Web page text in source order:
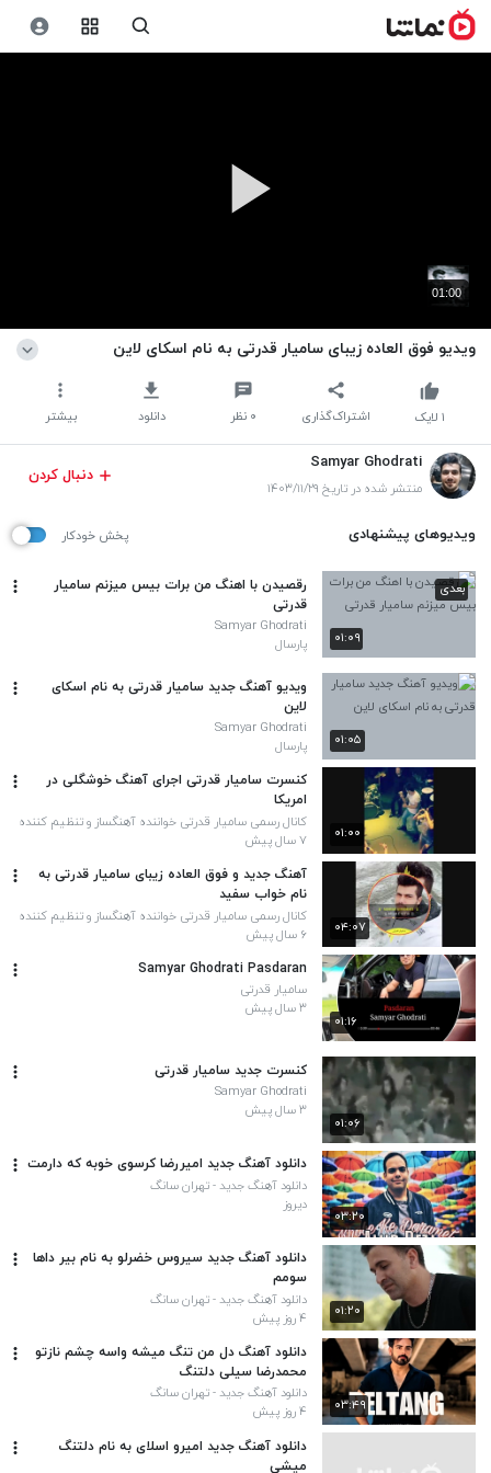
01:00
ویدیو فوق العاده زیبای سامیار قدرتی به نام اسکای لاین
اشتراک‌گذاری ۰ نظر دانلود بیشتر ۱ لایک
Samyar Ghodrati
منتشر شده در تاریخ ۱۴۰۳/۱۱/۲۹
دنبال کردن
ویدیوهای پیشنهادی پخش خودکار
۰۱:۰۹
بعدی
رقصیدن با اهنگ من برات بیس میزنم سامیار
قدرتی
Samyar Ghodrati
پارسال
۰۱:۰۵
ویدیو آهنگ جدید سامیار قدرتی به نام اسکای
لاین
Samyar Ghodrati
پارسال
۰۱:۰۰
کنسرت سامیار قدرتی اجرای آهنگ خوشگلی در
امریکا
کانال رسمی سامیار قدرتی خواننده آهنگساز و تنظیم کننده
معروف ایرانی
۷ سال پیش
۰۴:۰۷
آهنگ جدید و فوق العاده زیبای سامیار قدرتی به
نام خواب سفید
کانال رسمی سامیار قدرتی خواننده آهنگساز و تنظیم کننده
معروف ایرانی
۶ سال پیش
۰۱:۱۶
Samyar Ghodrati Pasdaran
سامیار قدرتی
۳ سال پیش
۰۱:۰۶
کنسرت جدید سامیار قدرتی
Samyar Ghodrati
۳ سال پیش
۰۳:۲۰
دانلود آهنگ جدید امیررضا کرسوی خوبه که دارمت
دانلود آهنگ جدید - تهران سانگ
دیروز
۰۱:۲۰
دانلود آهنگ جدید سیروس خضرلو به نام بیر داها
سومم
دانلود آهنگ جدید - تهران سانگ
۴ روز پیش
۰۳:۴۹
دانلود آهنگ دل من تنگ میشه واسه چشم نازتو
محمدرضا سیلی دلتنگ
دانلود آهنگ جدید - تهران سانگ
۴ روز پیش
دانلود آهنگ جدید امیرو اسلای به نام دلتنگ
میشی